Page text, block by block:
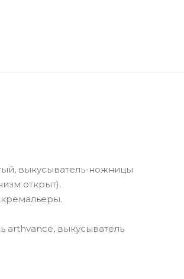
выкусыватель-ножницы
открыт).
arthvance, выкусыватель